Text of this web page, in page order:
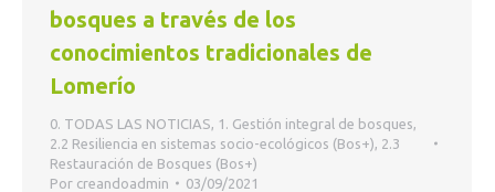
bosques a través de los
conocimientos tradicionales de
Lomerío
0. TODAS LAS NOTICIAS, 1. Gestión integral de bosques,
2.2 Resiliencia en sistemas socio-ecológicos (Bos+), 2.3
Restauración de Bosques (Bos+)
Por creandoadmin 03/09/2021